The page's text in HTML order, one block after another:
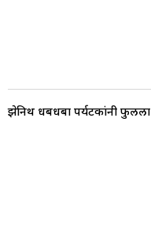
झेनिथ धबधबा पर्यटकांनी फुलला